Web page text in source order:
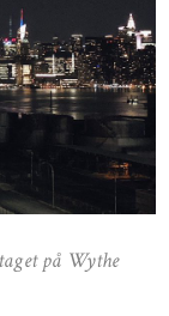
på Wythe